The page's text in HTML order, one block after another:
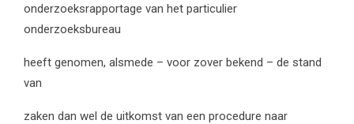
onderzoeksrapportage van het particulier
onderzoeksbureau
heeft genomen, alsmede – voor zover bekend – de stand
van
zaken dan wel de uitkomst van een procedure naar